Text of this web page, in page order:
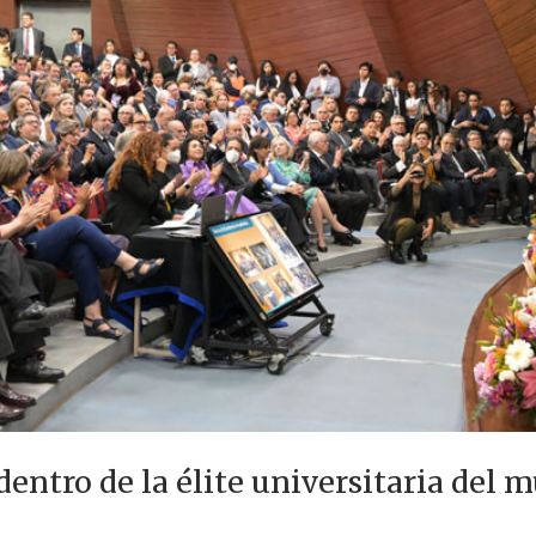
de la élite universitaria del